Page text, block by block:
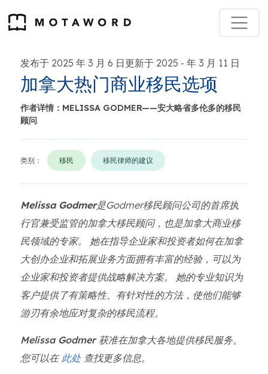
发布于 2025 年 3 月 6 日更新于 2025 - 年 3 月 11 日
加拿大热门商业移民选项
作者详情：MELISSA GODMER——安大略省多伦多的移民
顾问.
类别： 移民 移民律师的建议
Melissa Godmer是Godmer移民顾问公司的首席执
行官兼受监管的加拿大移民顾问，也是加拿大商业移
民领域的专家。 她在指导企业家和投资者如何在加拿
大创办企业和拓展业务方面拥有丰富的经验，可以为
企业家和投资者提供战略解决方案。 她的专业知识为
客户提供了有策略性、有针对性的方法，使他们能够
游刃有余地应对复杂的移民流程。
Melissa Godmer 获准在加拿大各地提供移民服务。
您可以在 此处 查找更多信息。